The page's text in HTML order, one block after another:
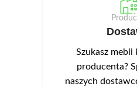
Szukasz mebli
producenta?
naszych